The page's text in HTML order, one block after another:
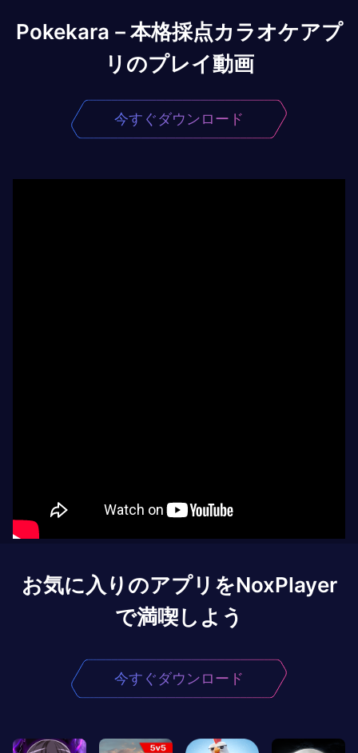
Pokekara－本格採点カラオケアプ
リのプレイ動画
今すぐダウンロード
お気に入りのアプリをNoxPlayer
で満喫しよう
今すぐダウンロード